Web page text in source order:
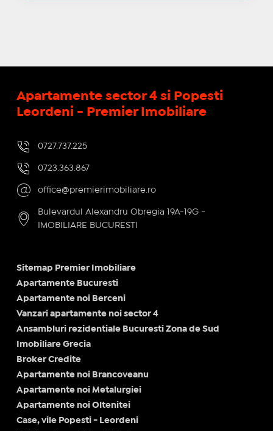
Apartamente sector 4 si Popesti
Leordeni - Premier Imobiliare
0727.737.225
0723.363.867
office@premierimobiliare.ro
Bulevardul Alexandru Obregia 19A-19G -
IMOBILIARE BUCURESTI
Sitemap Premier Imobiliare
Apartamente Bucuresti
Apartamente noi Berceni
Vanzari apartamente noi sector 4
Ansambluri rezidentiale Bucuresti Zona de Sud
Imobiliare Grecia
Broker Credite
Apartamente noi Brancoveanu
Apartamente noi Metalurgiei
Apartamente noi Oltenitei
Case, vile Popesti - Leordeni